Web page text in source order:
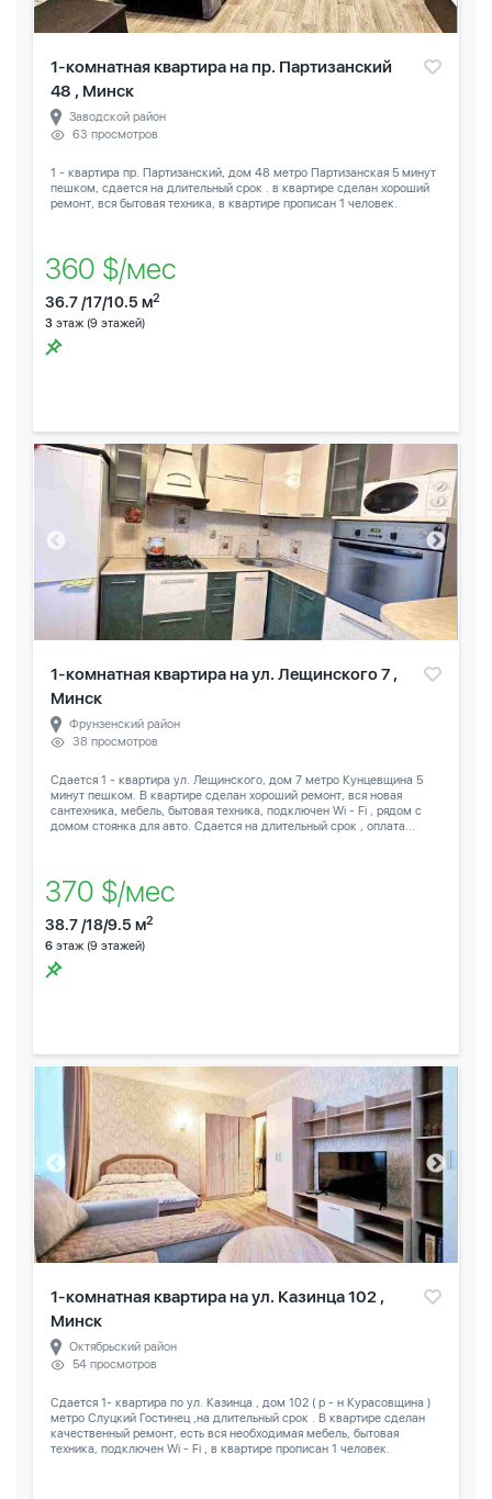
1-комнатная квартира на пр. Партизанский
48 , Минск
Заводской район
63 просмотров
1 - квартира пр. Партизанский, дом 48 метро Партизанская 5 минут
пешком, сдается на длительный срок . в квартире сделан хороший
ремонт, вся бытовая техника, в квартире прописан 1 человек.
360 $/мес
36.7 /17/10.5 м2
3 этаж (9 этажей)
1-комнатная квартира на ул. Лещинского 7 ,
Минск
Фрунзенский район
38 просмотров
Сдается 1 - квартира ул. Лещинского, дом 7 метро Кунцевщина 5
минут пешком. В квартире сделан хороший ремонт, вся новая
сантехника, мебель, бытовая техника, подключен Wi - Fi , рядом с
домом стоянка для авто. Сдается на длительный срок , оплата...
370 $/мес
38.7 /18/9.5 м2
6 этаж (9 этажей)
1-комнатная квартира на ул. Казинца 102 ,
Минск
Октябрьский район
54 просмотров
Сдается 1- квартира по ул. Казинца , дом 102 ( р - н Курасовщина )
метро Слуцкий Гостинец ,на длительный срок . В квартире сделан
качественный ремонт, есть вся необходимая мебель, бытовая
техника, подключен Wi - Fi , в квартире прописан 1 человек.